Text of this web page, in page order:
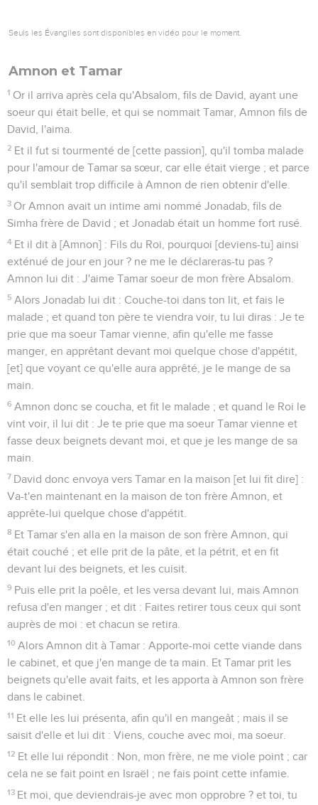
Seuls les Évangiles sont disponibles en vidéo pour le moment.
Amnon et Tamar
1 Or il arriva après cela qu'Absalom, fils de David, ayant une
soeur qui était belle, et qui se nommait Tamar, Amnon fils de
David, l'aima.
2 Et il fut si tourmenté de [cette passion], qu'il tomba malade
pour l'amour de Tamar sa sœur, car elle était vierge ; et parce
qu'il semblait trop difficile à Amnon de rien obtenir d'elle.
3 Or Amnon avait un intime ami nommé Jonadab, fils de
Simha frère de David ; et Jonadab était un homme fort rusé.
4 Et il dit à [Amnon] : Fils du Roi, pourquoi [deviens-tu] ainsi
exténué de jour en jour ? ne me le déclareras-tu pas ?
Amnon lui dit : J'aime Tamar soeur de mon frère Absalom.
5 Alors Jonadab lui dit : Couche-toi dans ton lit, et fais le
malade ; et quand ton père te viendra voir, tu lui diras : Je te
prie que ma soeur Tamar vienne, afin qu'elle me fasse
manger, en apprêtant devant moi quelque chose d'appétit,
[et] que voyant ce qu'elle aura apprêté, je le mange de sa
main.
6 Amnon donc se coucha, et fit le malade ; et quand le Roi le
vint voir, il lui dit : Je te prie que ma soeur Tamar vienne et
fasse deux beignets devant moi, et que je les mange de sa
main.
7 David donc envoya vers Tamar en la maison [et lui fit dire] :
Va-t'en maintenant en la maison de ton frère Amnon, et
apprête-lui quelque chose d'appétit.
8 Et Tamar s'en alla en la maison de son frère Amnon, qui
était couché ; et elle prit de la pâte, et la pétrit, et en fit
devant lui des beignets, et les cuisit.
9 Puis elle prit la poêle, et les versa devant lui, mais Amnon
refusa d'en manger ; et dit : Faites retirer tous ceux qui sont
auprès de moi : et chacun se retira.
10 Alors Amnon dit à Tamar : Apporte-moi cette viande dans
le cabinet, et que j'en mange de ta main. Et Tamar prit les
beignets qu'elle avait faits, et les apporta à Amnon son frère
dans le cabinet.
11 Et elle les lui présenta, afin qu'il en mangeât ; mais il se
saisit d'elle et lui dit : Viens, couche avec moi, ma soeur.
12 Et elle lui répondit : Non, mon frère, ne me viole point ; car
cela ne se fait point en Israël ; ne fais point cette infamie.
13 Et moi, que deviendrais-je avec mon opprobre ? et toi, tu